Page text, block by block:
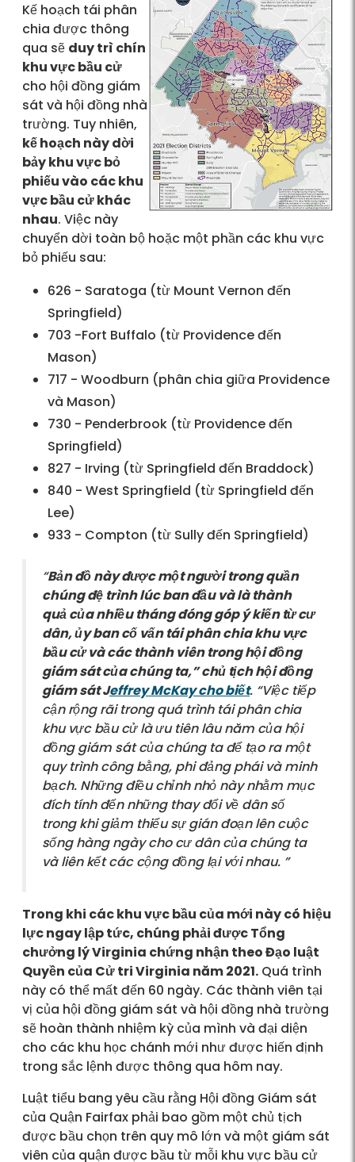
Kế hoạch tái phân
chia được thông
qua sẽ duy trì chín
khu vực bầu cử
cho hội đồng giám
sát và hội đồng nhà
trường. Tuy nhiên,
kế hoạch này dời
bảy khu vực bỏ
phiếu vào các khu
vực bầu cử khác
nhau. Việc này
chuyển dời toàn bộ hoặc một phần các khu vực
bỏ phiếu sau:
626 - Saratoga (từ Mount Vernon đến
Springfield)
703 -Fort Buffalo (từ Providence đến
Mason)
717 - Woodburn (phân chia giữa Providence
và Mason)
730 - Penderbrook (từ Providence đến
Springfield)
827 - Irving (từ Springfield đến Braddock)
840 - West Springfield (từ Springfield đến
Lee)
933 - Compton (từ Sully đến Springfield)
“Bản đồ này được một người trong quần
chúng đệ trình lúc ban đầu và là thành
quả của nhiều tháng đóng góp ý kiến từ cư
dân, ủy ban cố vấn tái phân chia khu vực
bầu cử và các thành viên trong hội đồng
giám sát của chúng ta,” chủ tịch hội đồng
giám sát Jeffrey McKay cho biết. “Việc tiếp
cận rộng rãi trong quá trình tái phân chia
khu vực bầu cử là ưu tiên lâu năm của hội
đồng giám sát của chúng ta để tạo ra một
quy trình công bằng, phi đảng phái và minh
bạch. Những điều chỉnh nhỏ này nhằm mục
đích tính đến những thay đổi về dân số
trong khi giảm thiểu sự gián đoạn lên cuộc
sống hàng ngày cho cư dân của chúng ta
và liên kết các cộng đồng lại với nhau. ”
Trong khi các khu vực bầu của mới này có hiệu
lực ngay lập tức, chúng phải được Tổng
chưởng lý Virginia chứng nhận theo Đạo luật
Quyền của Cử tri Virginia năm 2021. Quá trình
này có thể mất đến 60 ngày. Các thành viên tại
vị của hội đồng giám sát và hội đồng nhà trường
sẽ hoàn thành nhiệm kỳ của mình và đại diện
cho các khu học chánh mới như được hiến định
trong sắc lệnh được thông qua hôm nay.
Luật tiểu bang yêu cầu rằng Hội đồng Giám sát
của Quận Fairfax phải bao gồm một chủ tịch
được bầu chọn trên quy mô lớn và một giám sát
viên của quận được bầu từ mỗi khu vực bầu cử